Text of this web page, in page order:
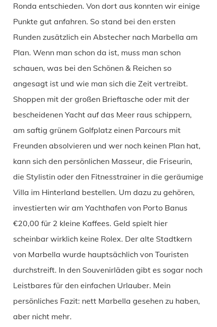
Ronda entschieden. Von dort aus konnten wir einige
Punkte gut anfahren. So stand bei den ersten
Runden zusätzlich ein Abstecher nach Marbella am
Plan. Wenn man schon da ist, muss man schon
schauen, was bei den Schönen & Reichen so
angesagt ist und wie man sich die Zeit vertreibt.
Shoppen mit der großen Brieftasche oder mit der
bescheidenen Yacht auf das Meer raus schippern,
am saftig grünem Golfplatz einen Parcours mit
Freunden absolvieren und wer noch keinen Plan hat,
kann sich den persönlichen Masseur, die Friseurin,
die Stylistin oder den Fitnesstrainer in die geräumige
Villa im Hinterland bestellen. Um dazu zu gehören,
investierten wir am Yachthafen von Porto Banus
€20,00 für 2 kleine Kaffees. Geld spielt hier
scheinbar wirklich keine Rolex. Der alte Stadtkern
von Marbella wurde hauptsächlich von Touristen
durchstreift. In den Souvenirläden gibt es sogar noch
Leistbares für den einfachen Urlauber. Mein
persönliches Fazit: nett Marbella gesehen zu haben,
aber nicht mehr.